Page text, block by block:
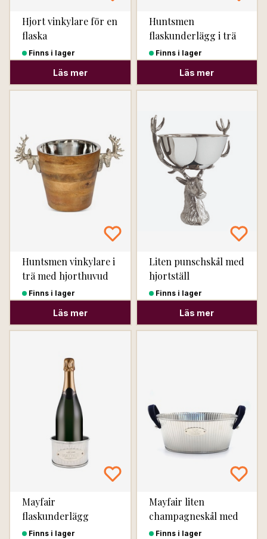
Hjort vinkylare för en
flaska
Finns i lager
Läs mer
Huntsmen
flaskunderlägg i trä
med hjorthuvud
Finns i lager
Läs mer
Huntsmen vinkylare i
trä med hjorthuvud
Finns i lager
Läs mer
Liten punschskål med
hjortställ
Finns i lager
Läs mer
Mayfair
flaskunderlägg
Finns i lager
Mayfair liten
champagneskål med
marinblå handtag
Finns i lager